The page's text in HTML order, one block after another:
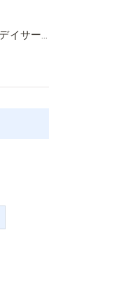
名古屋市港区のデイサービス消防設備点検は消火器具や誘導灯も丁寧に作業を進めます